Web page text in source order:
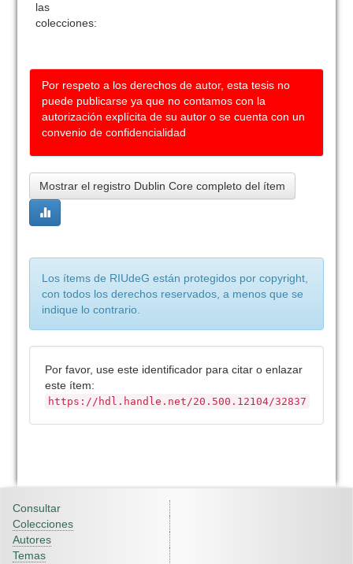
las
colecciones:
Por respeto a los derechos de autor, esta tesis no
puede publicarse ya que no contamos con la
autorización explícita de su autor o se cuenta con un
convenio de confidencialidad
Mostrar el registro Dublin Core completo del ítem
Los ítems de RIUdeG están protegidos por copyright,
con todos los derechos reservados, a menos que se
indique lo contrario.
Por favor, use este identificador para citar o enlazar
este ítem:
https://hdl.handle.net/20.500.12104/32837
Consultar
Colecciones
Autores
Temas